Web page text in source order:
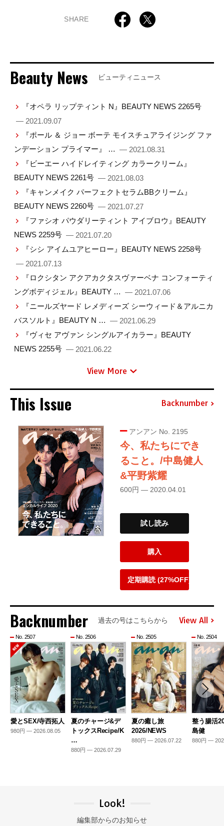
SHARE
Beauty News ビューティニュース
『オペラ リップティント N』BEAUTY NEWS 2265号
— 2021.09.07
『ポール ＆ ジョー ボーテ モイスチュアライジング ファ
ンデーション プライマー』 … — 2021.08.31
『ビーエー ハイドレイティング カラークリーム』
BEAUTY NEWS 2261号 — 2021.08.03
『キャンメイク パーフェクトセラムBBクリーム』
BEAUTY NEWS 2260号 — 2021.07.27
『ファシオ パウダリーティント アイブロウ』BEAUTY
NEWS 2259号 — 2021.07.20
『シシ アイムユアヒーロー』BEAUTY NEWS 2258号
— 2021.07.13
『ロクシタン アクアカクタスヴァーベナ コンフォーティ
ングボディジェル』BEAUTY … — 2021.07.06
『ニールズヤード レメディーズ シーウィード＆アルニカ
バスソルト』BEAUTY N … — 2021.06.29
『ヴィセ アヴァン シングルアイカラー』BEAUTY
NEWS 2255号 — 2021.06.22
View More
This Issue Backnumber
アンアン No. 2195
今、私たちにでき
ること。/中島健人
&平野紫耀
600円 — 2020.04.01
試し読み
購入
定期購読 (27%OFF)
Backnumber 過去の号はこちらから View All
No. 2507
愛とSEX/寺西拓人
980円 — 2026.08.05
No. 2506
夏のチャージ&デ
トックスRecipe/K
…
880円 — 2026.07.29
No. 2505
夏の癒し旅
2026/NEWS
880円 — 2026.07.22
No. 2504
整う腸活
島健
880円 —
Look!
編集部からのお知らせ